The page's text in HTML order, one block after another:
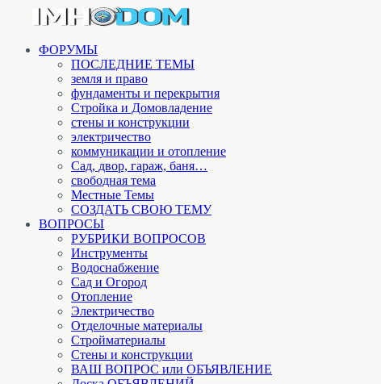
ФОРУМЫ
ПОСЛЕДНИЕ ТЕМЫ
земля и право
фундаменты и перекрытия
Стройка и Домовладение
стены и конструкции
электричество
коммуникации и отопление
Cад, двор, гараж, баня…
свободная тема
Местные Темы
СОЗДАТЬ СВОЮ ТЕМУ
ВОПРОСЫ
РУБРИКИ ВОПРОСОВ
Инструменты
Водоснабжение
Сад и Огород
Отопление
Электричество
Отделочные материалы
Стройматериалы
Стены и конструкции
ВАШ ВОПРОС или ОБЪЯВЛЕНИЕ